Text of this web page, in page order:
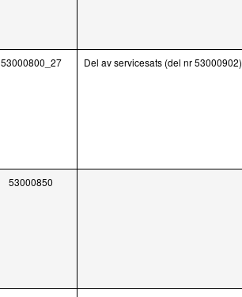
53000800_27 Del av servicesats (del nr 53000902)
53000850